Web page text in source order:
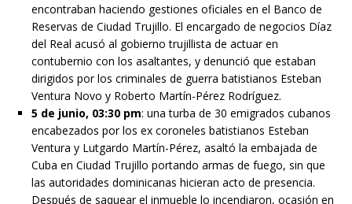
encontraban haciendo gestiones oficiales en el Banco de
Reservas de Ciudad Trujillo. El encargado de negocios Díaz
del Real acusó al gobierno trujillista de actuar en
contubernio con los asaltantes, y denunció que estaban
dirigidos por los criminales de guerra batistianos Esteban
Ventura Novo y Roberto Martín-Pérez Rodríguez.
5 de junio, 03:30 pm: una turba de 30 emigrados cubanos
encabezados por los ex coroneles batistianos Esteban
Ventura y Lutgardo Martín-Pérez, asaltó la embajada de
Cuba en Ciudad Trujillo portando armas de fuego, sin que
las autoridades dominicanas hicieran acto de presencia.
Después de saquear el inmueble lo incendiaron, ocasión en